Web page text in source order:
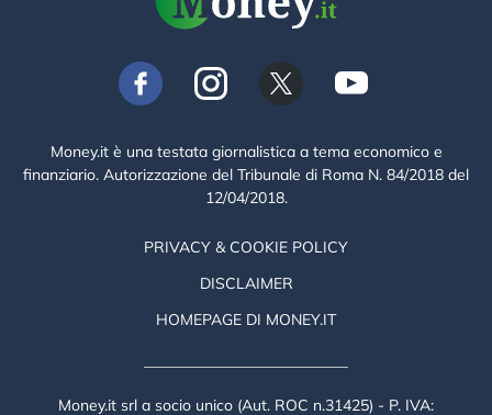
Money.it è una testata giornalistica a tema economico e
finanziario. Autorizzazione del Tribunale di Roma N. 84/2018 del
12/04/2018.
PRIVACY & COOKIE POLICY
DISCLAIMER
HOMEPAGE DI MONEY.IT
Money.it srl a socio unico (Aut. ROC n.31425) - P. IVA: